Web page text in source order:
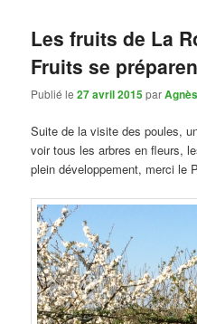
Les fruits de La
Fruits se
Publié le27 avril 2015parAgnès
Suite de la visite des poules,
voir tous les arbres en fleurs,
plein développement, merci le